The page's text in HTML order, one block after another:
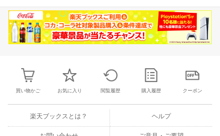
買い物かご お気に入り 閲覧履歴 購入履歴 クーポン
楽天ブックスとは？ ヘルプ